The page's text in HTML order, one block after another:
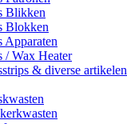
Blikken
Blokken
Apparaten
/ Wax Heater
& diverse artikelen